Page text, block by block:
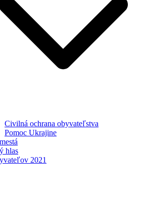
Civilná ochrana obyvateľstva
Pomoc Ukrajine
hlas
2021